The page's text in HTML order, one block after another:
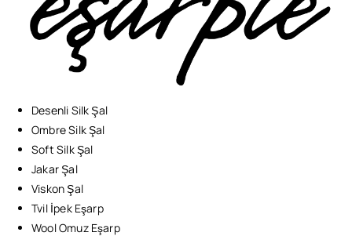
Desenli Silk Şal
Ombre Silk Şal
Soft Silk Şal
Jakar Şal
Viskon Şal
Tvil İpek Eşarp
Wool Omuz Eşarp